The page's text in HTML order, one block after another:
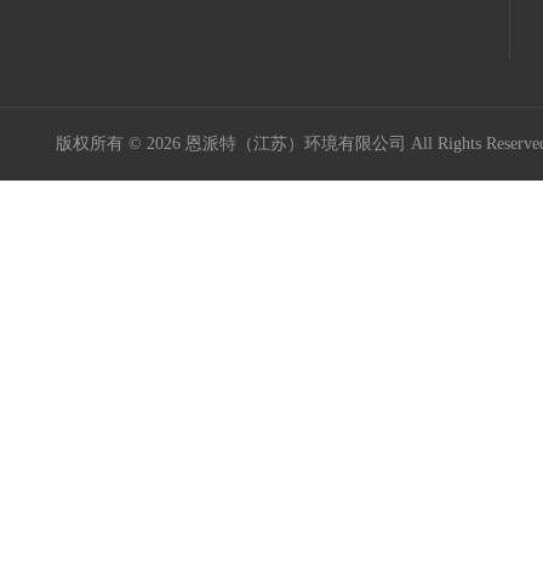
版权所有 © 2026 恩派特（江苏）环境有限公司 All Rights